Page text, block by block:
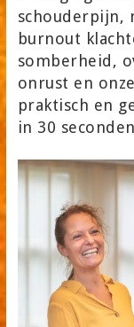
schouderpijn,
burnout
somberheid,
onrust en
praktisch en
in 30